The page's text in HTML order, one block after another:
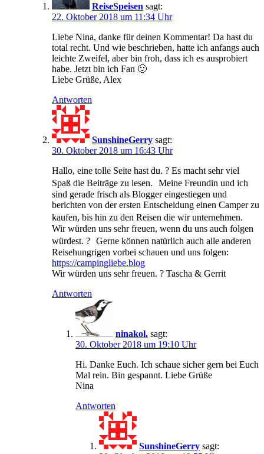
ReiseSpeisen sagt:
22. Oktober 2018 um 11:34 Uhr
Liebe Nina, danke für deinen Kommentar! Da hast du
total recht. Und wie beschrieben, hatte ich anfangs auch
leichte Zweifel, aber bin froh, dass ich es ausprobiert
habe. Jetzt bin ich Fan 🙂
Liebe Grüße, Alex
Antworten
SunshineGerry sagt:
30. Oktober 2018 um 16:43 Uhr
Hallo, eine tolle Seite hast du. ? Es macht sehr viel
Spaß die Beiträge zu lesen. Meine Freundin und ich
sind gerade frisch als Blogger eingestiegen und
berichten von der ersten Entscheidung einen Camper zu
kaufen, bis hin zu den Reisen die wir unternehmen.
Wir würden uns sehr freuen, wenn du uns auch folgen
würdest. ? Gerne können natürlich auch alle anderen
Reisehungrigen vorbei schauen und uns folgen:
https://campingliebe.blog
Wir würden uns sehr freuen. ? Tascha & Gerrit
Antworten
ninakol. sagt:
30. Oktober 2018 um 19:10 Uhr
Hi. Danke Euch. Ich schaue sicher gern bei Euch
Mal rein. Bin gespannt. Liebe Grüße
Nina
Antworten
SunshineGerry sagt: